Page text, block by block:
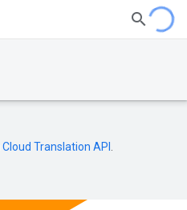
Cloud Translation API